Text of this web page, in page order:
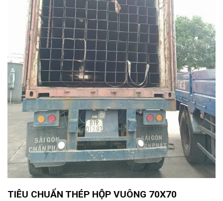
TIÊU CHUẨN THÉP HỘP VUÔNG 70X70